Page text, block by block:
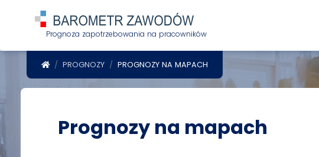
Prognoza zapotrzebowania na pracowników
POWRÓT DO STRONY GŁÓWNEJ
PROGNOZY PROGNOZY NA MAPACH
Prognozy na mapach